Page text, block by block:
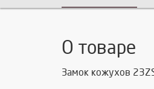
О товаре
Замок кожухов